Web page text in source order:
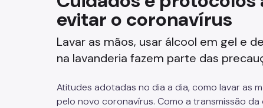
Funerários e Cemiteriais
Rua e Bairro
evitar o coronavírus
Lavar as mãos, usar álcool em gel e
na lavanderia fazem parte das
Atitudes adotadas no dia a dia, como lavar as
pelo novo coronavírus. Como a transmissão